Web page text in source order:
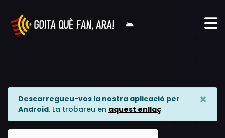
Descarregueu-vos la nostra aplicació per
Android. La trobareu en aquest enllaç
×